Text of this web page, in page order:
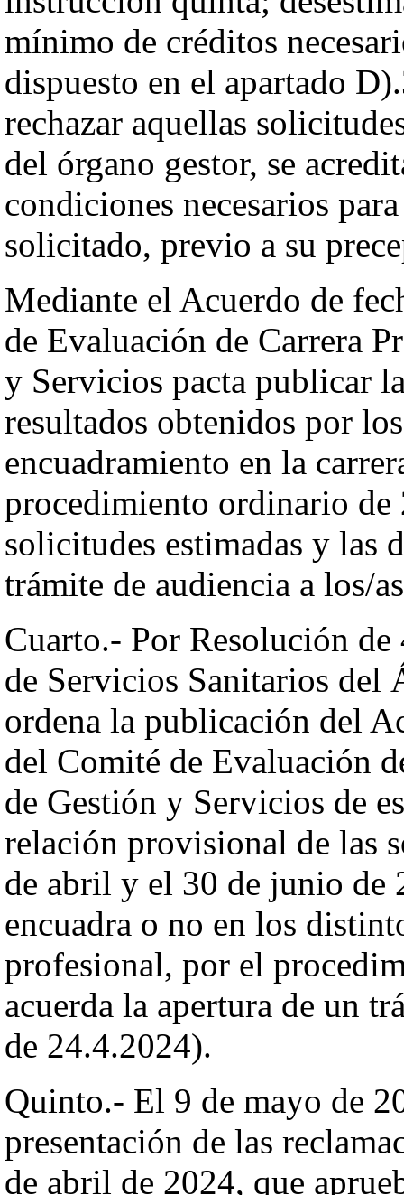
mínimo de créditos
dispuesto en el apartado
rechazar aquellas
del órgano gestor, se
condiciones necesarios
solicitado, previo a su
Mediante el Acuerdo de
de Evaluación de Carrera
y Servicios pacta publicar
resultados obtenidos por
encuadramiento en la
procedimiento ordinario
solicitudes estimadas y las
trámite de audiencia a los/
Cuarto.- Por Resolución
de Servicios Sanitarios del
ordena la publicación del
del Comité de Evaluación
de Gestión y Servicios de
relación provisional de las
de abril y el 30 de junio de
encuadra o no en los
profesional, por el
acuerda la apertura de un
de 24.4.2024).
Quinto.- El 9 de mayo de
presentación de las
de abril de 2024, que